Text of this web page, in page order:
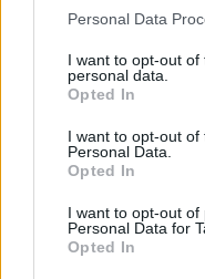
Please note that this
not limited to your visit
grant or deny consent
use your data for
consent section.
Personal Data
I want to opt-out
personal data.
Opted In
I want to opt-out of
Personal Data.
Opted In
I want to opt-out of
Personal Data for
Opted In
che
critico.
allenatore